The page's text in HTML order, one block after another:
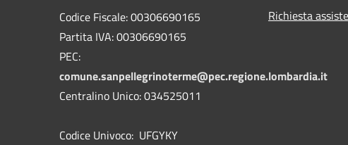
Codice Fiscale: 00306690165
Partita IVA: 00306690165
PEC:
comune.sanpellegrinoterme@pec.regione.lombardia.it
Centralino Unico: 034525011
Codice Univoco: UFGYKY
Richiesta